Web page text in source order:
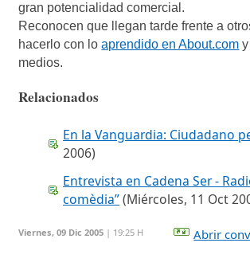
gran potencialidad comercial.
Reconocen que llegan tarde frente a
hacerlo con loaprendido en About.com
medios.
Relacionados
En la Vanguardia: Ciudadano
2006)
Entrevista en Cadena Ser -
comèdia”(Miércoles, 11 Oct
Viernes, 09 Dic 2005 | 19:25 H Abrir